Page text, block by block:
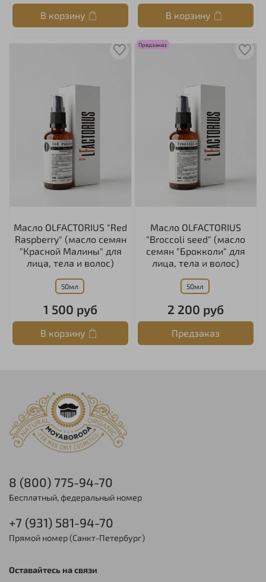
В корзину В корзину
Масло OLFACTORIUS "Red
Raspberry" (масло семян
"Красной Малины" для
лица, тела и волос)
50мл
1 500 руб
В корзину
Предзаказ
Масло OLFACTORIUS
"Broccoli seed" (масло
семян "Брокколи" для
лица, тела и волос)
50мл
2 200 руб
Предзаказ
8 (800) 775-94-70
Бесплатный, федеральный номер
+7 (931) 581-94-70
Прямой номер (Санкт-Петербург)
Оставайтесь на связи